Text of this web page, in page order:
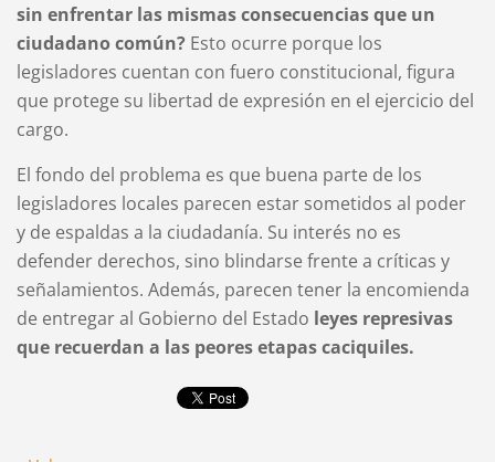
sin enfrentar las mismas consecuencias que un
ciudadano común? Esto ocurre porque los
legisladores cuentan con fuero constitucional, figura
que protege su libertad de expresión en el ejercicio del
cargo.
El fondo del problema es que buena parte de los
legisladores locales parecen estar sometidos al poder
y de espaldas a la ciudadanía. Su interés no es
defender derechos, sino blindarse frente a críticas y
señalamientos. Además, parecen tener la encomienda
de entregar al Gobierno del Estado leyes represivas
que recuerdan a las peores etapas caciquiles.